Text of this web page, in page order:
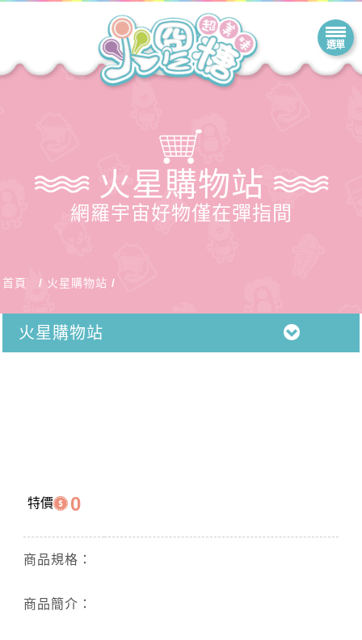
火星購物站
網羅宇宙好物僅在彈指間
首頁 火星購物站
火星購物站
特價 0
商品規格：
商品簡介：